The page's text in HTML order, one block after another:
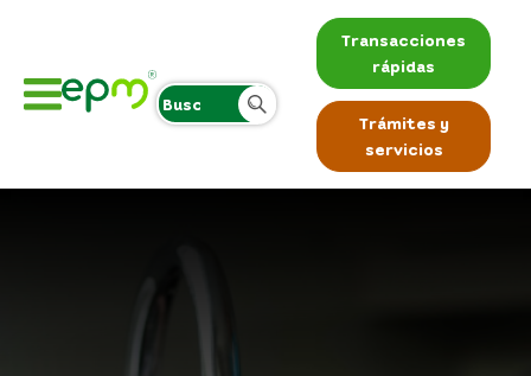
Transacciones
rápidas
Trámites y
servicios